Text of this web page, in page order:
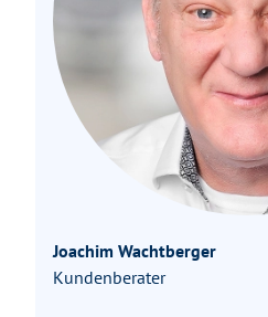
Joachim Wachtberger
Kundenberater